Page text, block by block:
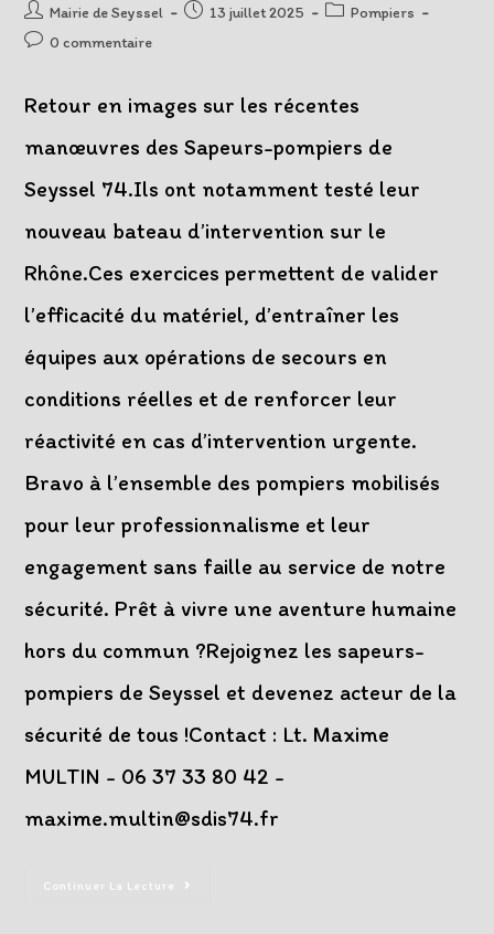
Auteur/autrice
de
Mairie de Seyssel
Post13 juillet 2025
PostPompiers
Post0 commentaire
Retour en images sur les récentes
manœuvres des Sapeurs-pompiers de
Seyssel 74.Ils ont notamment testé leur
nouveau bateau d’intervention sur le
Rhône.Ces exercices permettent de valider
l’efficacité du matériel, d’entraîner les
équipes aux opérations de secours en
conditions réelles et de renforcer leur
réactivité en cas d’intervention urgente.
Bravo à l’ensemble des pompiers mobilisés
pour leur professionnalisme et leur
engagement sans faille au service de notre
sécurité. Prêt à vivre une aventure humaine
hors du commun ?Rejoignez les sapeurs-
pompiers de Seyssel et devenez acteur de la
sécurité de tous !Contact : Lt. Maxime
MULTIN - 06 37 33 80 42 -
maxime.multin@sdis74.fr
Continuer La Lecture
Manœuvres